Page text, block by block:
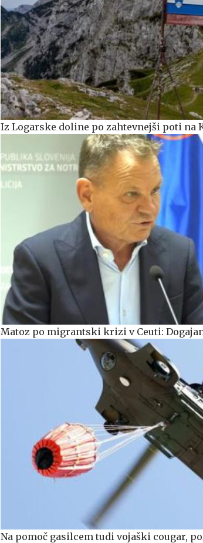
Iz Logarske doline po zahtevnejši poti na
Matoz po migrantski krizi v Ceuti:
Na pomoč gasilcem tudi vojaški cougar,